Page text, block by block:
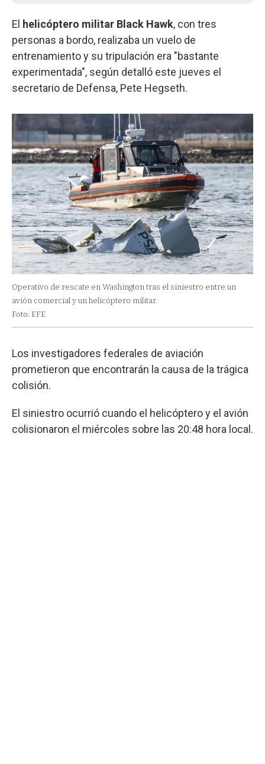
El helicóptero militar Black Hawk, con tres
personas a bordo, realizaba un vuelo de
entrenamiento y su tripulación era "bastante
experimentada", según detalló este jueves el
secretario de Defensa, Pete Hegseth.
Operativo de rescate en Washington tras el siniestro entre un
avión comercial y un helicóptero militar.
Foto: EFE
Los investigadores federales de aviación
prometieron que encontrarán la causa de la trágica
colisión.
El siniestro ocurrió cuando el helicóptero y el avión
colisionaron el miércoles sobre las 20:48 hora local.